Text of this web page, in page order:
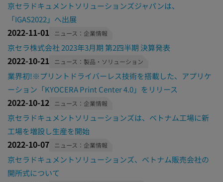
京セラドキュメントソリューションズジャパンは、
「IGAS2022」へ出展
2022-11-01 ニュース：企業情報
京セラ株式会社 2023年3月期 第2四半期 決算発表
2022-10-21 ニュース：製品・ソリューション
業界初!※プリントドライバーレス技術を搭載した、アプリケ
ーション「KYOCERA Print Center 4.0」をリリース
2022-10-12 ニュース：企業情報
京セラドキュメントソリューションズは、ベトナム工場に新
工場を増設し生産を開始
2022-10-07 ニュース：企業情報
京セラドキュメントソリューションズ、ベトナム販売会社の
開所式について